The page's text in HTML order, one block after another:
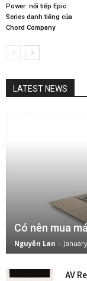
Power: nối tiếp Epic
Series danh tiếng của
Chord Company
LATEST NEWS
Có nên mua
Nguyễn Lan -
AV